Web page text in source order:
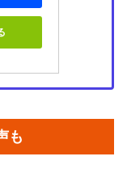
も